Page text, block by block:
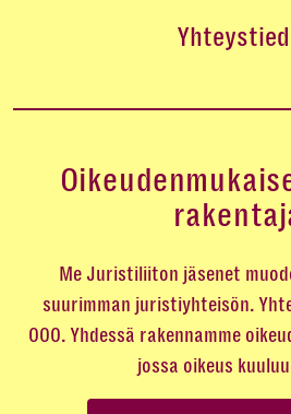
Me Juristiliiton jäsenet
suurimman juristiyhteisön.
000. Yhdessä rakennamme
jossa oikeus